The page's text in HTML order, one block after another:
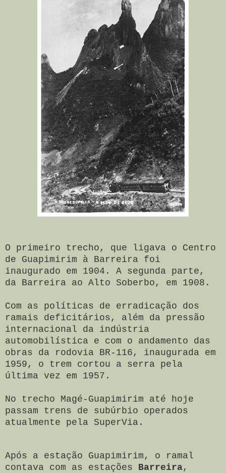
O primeiro trecho, que ligava o Centro
de Guapimirim à Barreira foi
inaugurado em 1904. A segunda parte,
da Barreira ao Alto Soberbo, em 1908.
Com as políticas de erradicação dos
ramais deficitários, além da pressão
internacional da indústria
automobilística e com o andamento das
obras da rodovia BR-116, inaugurada em
1959, o trem cortou a serra pela
última vez em 1957.
No trecho Magé-Guapimirim até hoje
passam trens de subúrbio operados
atualmente pela SuperVia.
Após a estação Guapimirim, o ramal
contava com as estações Barreira,